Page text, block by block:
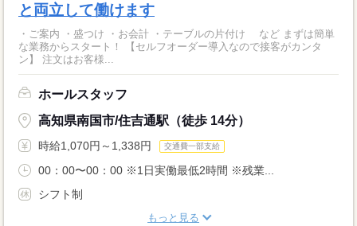
と両立して働けます
・ご案内 ・盛つけ ・お会計 ・テーブルの片付け など まずは簡単
な業務からスタート！ 【セルフオーダー導入なので接客がカンタ
ン】 注文はお客様...
ホールスタッフ
高知県南国市/住吉通駅（徒歩 14分）
時給1,070円～1,338円 交通費一部支給
00：00〜00：00 ※1日実働最低2時間 ※残業...
シフト制
もっと見る